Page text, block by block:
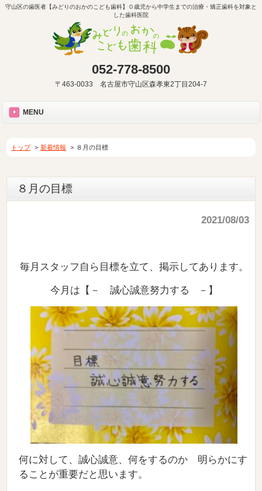
守山区の歯医者【みどりのおかのこども歯科】０歳児から中学生までの治療・矯正歯科を対象と
した歯科医院
052-778-8500
〒463-0033 名古屋市守山区森孝東2丁目204-7
MENU
トップ 新着情報 ８月の目標
８月の目標
2021/08/03
毎月スタッフ自ら目標を立て、掲示してあります。
今月は 【 － 誠心誠意努力する － 】
何に対して、誠心誠意、何をするのか 明らかにす
ることが重要だと思います。